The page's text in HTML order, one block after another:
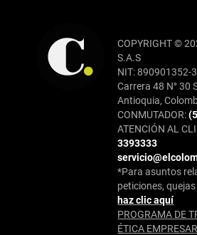
COPYRIGHT ©
S.A.S
NIT: 890901352-3
Carrera 48 N° 30
Antioquia,
CONMUTADOR:
ATENCIÓN AL
3393333
*Para asuntos
peticiones,
haz clic aquí
PROGRAMA DE
ÉTICA